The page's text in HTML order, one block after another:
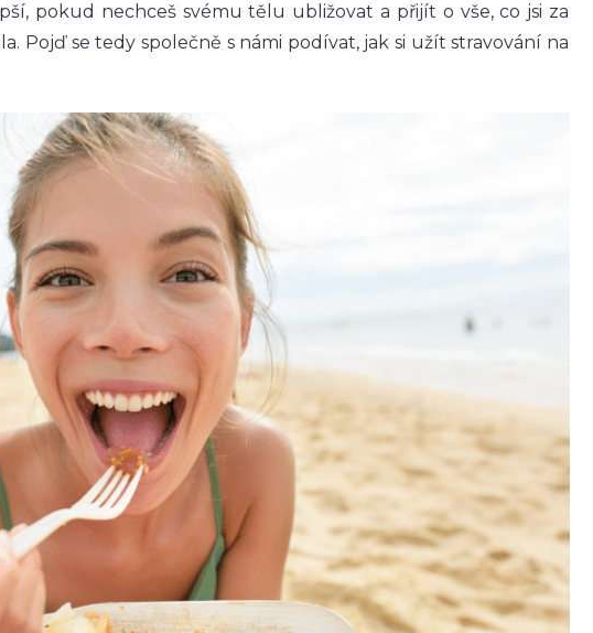
pokud nechceš svému tělu ubližovat a přijít o vše, co jsi za
Pojď se tedy společně s námi podívat, jak si užít stravování na